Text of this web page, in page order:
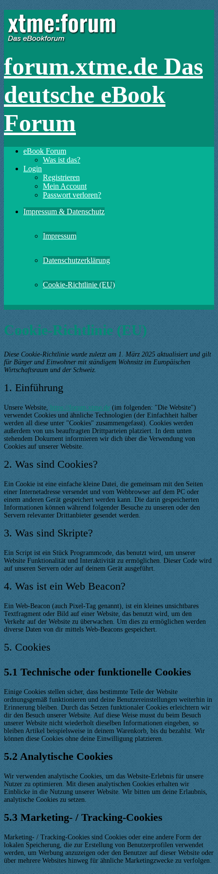
forum.xtme.de Das
deutsche eBook
Forum
eBook Forum
Was ist das?
Login
Registrieren
Mein Account
Passwort verloren?
Impressum & Datenschutz
Impressum
Datenschutzerklärung
Cookie-Richtlinie (EU)
Cookie-Richtlinie (EU)
Diese Cookie-Richtlinie wurde zuletzt am 1. März 2025 aktualisiert und gilt
für Bürger und Einwohner mit ständigem Wohnsitz im Europäischen
Wirtschaftsraum und der Schweiz.
1. Einführung
Unsere Website, https://forum.xtme.de (im folgenden: "Die Website")
verwendet Cookies und ähnliche Technologien (der Einfachheit halber
werden all diese unter "Cookies" zusammengefasst). Cookies werden
außerdem von uns beauftragten Drittparteien platziert. In dem unten
stehendem Dokument informieren wir dich über die Verwendung von
Cookies auf unserer Website.
2. Was sind Cookies?
Ein Cookie ist eine einfache kleine Datei, die gemeinsam mit den Seiten
einer Internetadresse versendet und vom Webbrowser auf dem PC oder
einem anderen Gerät gespeichert werden kann. Die darin gespeicherten
Informationen können während folgender Besuche zu unseren oder den
Servern relevanter Drittanbieter gesendet werden.
3. Was sind Skripte?
Ein Script ist ein Stück Programmcode, das benutzt wird, um unserer
Website Funktionalität und Interaktivität zu ermöglichen. Dieser Code wird
auf unseren Servern oder auf deinem Gerät ausgeführt.
4. Was ist ein Web Beacon?
Ein Web-Beacon (auch Pixel-Tag genannt), ist ein kleines unsichtbares
Textfragment oder Bild auf einer Website, das benutzt wird, um den
Verkehr auf der Website zu überwachen. Um dies zu ermöglichen werden
diverse Daten von dir mittels Web-Beacons gespeichert.
5. Cookies
5.1 Technische oder funktionelle Cookies
Einige Cookies stellen sicher, dass bestimmte Teile der Website
ordnungsgemäß funktionieren und deine Benutzereinstellungen weiterhin in
Erinnerung bleiben. Durch das Setzen funktionaler Cookies erleichtern wir
dir den Besuch unserer Website. Auf diese Weise musst du beim Besuch
unserer Website nicht wiederholt dieselben Informationen eingeben, so
bleiben Artikel beispielsweise in deinem Warenkorb, bis du bezahlst. Wir
können diese Cookies ohne deine Einwilligung platzieren.
5.2 Analytische Cookies
Wir verwenden analytische Cookies, um das Website-Erlebnis für unsere
Nutzer zu optimieren. Mit diesen analytischen Cookies erhalten wir
Einblicke in die Nutzung unserer Website. Wir bitten um deine Erlaubnis,
analytische Cookies zu setzen.
5.3 Marketing- / Tracking-Cookies
Marketing- / Tracking-Cookies sind Cookies oder eine andere Form der
lokalen Speicherung, die zur Erstellung von Benutzerprofilen verwendet
werden, um Werbung anzuzeigen oder den Benutzer auf dieser Website oder
über mehrere Websites hinweg für ähnliche Marketingzwecke zu verfolgen.